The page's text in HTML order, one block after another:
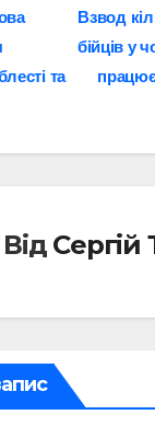
Взвод
бійців у
та
Від Сергій